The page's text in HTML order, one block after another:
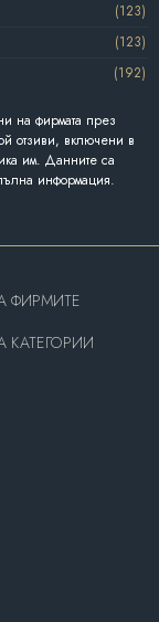
(123)
(123)
(192)
на фирмата през
отзиви, включени в
им. Данните са
информация.
ФИРМИТЕ
КАТЕГОРИИ